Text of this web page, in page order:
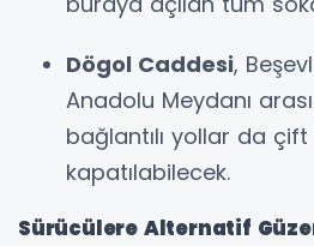
Dögol Caddesi,
Anadolu Meydanı
bağlantılı yollar da
kapatılabilecek.
Sürücülere Alternatif